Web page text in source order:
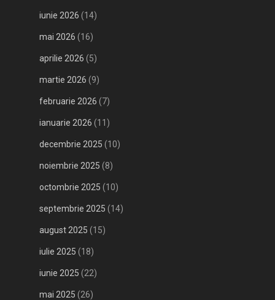
iunie 2026 (14)
mai 2026 (16)
aprilie 2026 (5)
martie 2026 (9)
februarie 2026 (7)
ianuarie 2026 (11)
decembrie 2025 (10)
noiembrie 2025 (8)
octombrie 2025 (10)
septembrie 2025 (14)
august 2025 (15)
iulie 2025 (18)
iunie 2025 (22)
mai 2025 (26)